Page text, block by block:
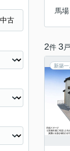
馬場
2件 3戸
新築
中古